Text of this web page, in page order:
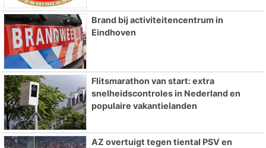
Brand bij activiteitencentrum in
Eindhoven
Flitsmarathon van start: extra
snelheidscontroles in Nederland en
populaire vakantielanden
AZ overtuigt tegen tiental PSV en